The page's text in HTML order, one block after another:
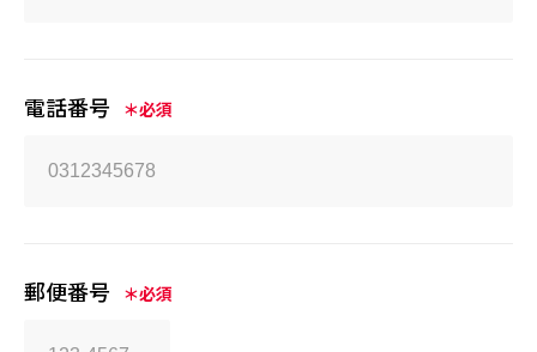
電話番号 ＊必須
郵便番号 ＊必須